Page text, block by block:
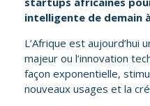
intelligente de demain
L’Afrique est aujourd’hui
majeur ou l’innovation
façon exponentielle,
nouveaux usages et la